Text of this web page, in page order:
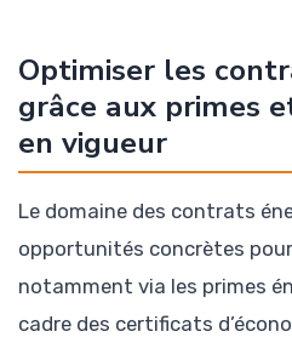
Optimiser les
grâce aux primes
en vigueur
Le domaine des contrats
opportunités concrètes
notamment via les primes
cadre des certificats